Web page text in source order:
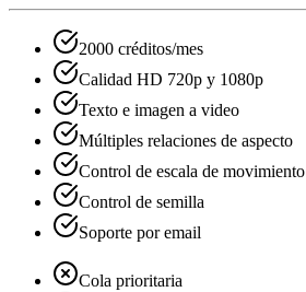
2000 créditos/mes
Calidad HD 720p y 1080p
Texto e imagen a video
Múltiples relaciones de aspecto
Control de escala de movimiento
Control de semilla
Soporte por email
Cola prioritaria